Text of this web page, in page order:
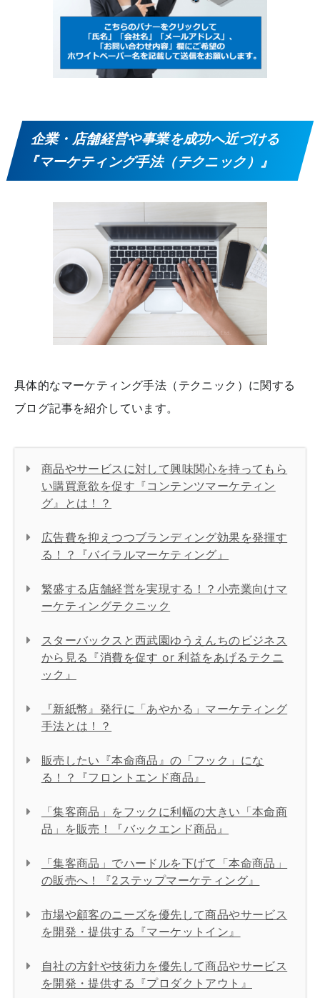
企業・店舗経営や事業を成功へ近づける
『マーケティング手法（テクニック）』
具体的なマーケティング手法（テクニック）に関する
ブログ記事を紹介しています。
商品やサービスに対して興味関心を持ってもら
い購買意欲を促す『コンテンツマーケティン
グ』とは！？
広告費を抑えつつブランディング効果を発揮す
る！？『バイラルマーケティング』
繁盛する店舗経営を実現する！？小売業向けマ
ーケティングテクニック
スターバックスと西武園ゆうえんちのビジネス
から見る『消費を促す or 利益をあげるテクニ
ック』
『新紙幣』発行に「あやかる」マーケティング
手法とは！？
販売したい『本命商品』の「フック」にな
る！？『フロントエンド商品』
「集客商品」をフックに利幅の大きい「本命商
品」を販売！『バックエンド商品』
「集客商品」でハードルを下げて「本命商品」
の販売へ！『2ステップマーケティング』
市場や顧客のニーズを優先して商品やサービス
を開発・提供する『マーケットイン』
自社の方針や技術力を優先して商品やサービス
を開発・提供する『プロダクトアウト』